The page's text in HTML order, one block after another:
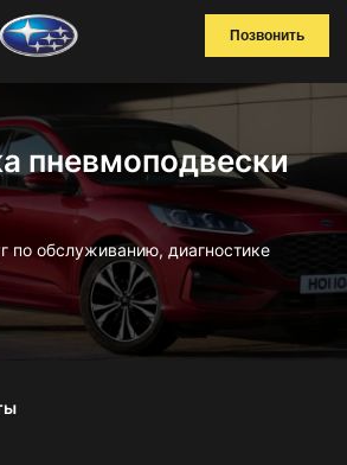
Позвонить
пневмоподвески
по обслуживанию, диагностике